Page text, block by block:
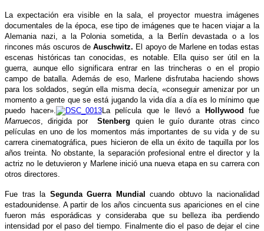
La expectación era visible en la sala, el proyector muestra imágenes
documentales de la época, ese tipo de imágenes que te hacen viajar a la
Alemania nazi, a la Polonia sometida, a la Berlín devastada o a los
rincones más oscuros de Auschwitz. El apoyo de Marlene en todas estas
escenas históricas tan conocidas, es notable. Ella quiso ser útil en la
guerra, aunque ello significara entrar en las trincheras o en el propio
campo de batalla. Además de eso, Marlene disfrutaba haciendo shows
para los soldados, según ella misma decía, «conseguir amenizar por un
momento a gente que se está jugando la vida día a día es lo mínimo que
puedo hacer».
La película que le llevó a Hollywood fue
Marruecos , dirigida por Stenberg quien le guío durante otras cinco
películas en uno de los momentos más importantes de su vida y de su
carrera cinematográfica, pues hicieron de ella un éxito de taquilla por los
años treinta. No obstante, la separación profesional entre el director y la
actriz no le detuvieron y Marlene inició una nueva etapa en su carrera con
otros directores.
Fue tras la Segunda Guerra Mundial
cuando obtuvo la nacionalidad
estadounidense. A partir de los años cincuenta sus apariciones en el cine
fueron más esporádicas y consideraba que su belleza iba perdiendo
intensidad por el paso del tiempo. Finalmente dio el paso de dejar el cine